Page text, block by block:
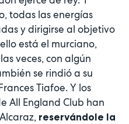
todas las energías
y dirigirse al objetivo
está el murciano,
veces, con algún
se rindió a su
Tiafoe. Y los
All England Club han
reservándole la